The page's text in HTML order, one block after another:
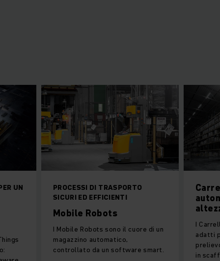
PROCESSI DI TRASPORTO
SICURI ED EFFICIENTI
Mobile Robots
I Mobile Robots sono il cuore di un
magazzino automatico,
controllato da un software smart.
I
adatti
in
UN